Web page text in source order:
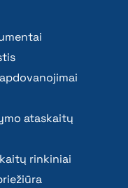
ataskaitų
rinkiniai